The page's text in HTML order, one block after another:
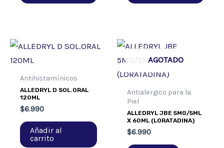
Antihistamínicos
ALLEDRYL D SOL.ORAL
120ML
$6.990
Añadir al
carrito
AGOTADO
Antialergico para la
Piel
ALLEDRYL JBE 5MG/5ML
X 60ML (LORATADINA)
$6.990